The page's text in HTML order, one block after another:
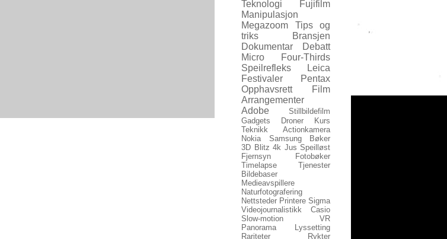
Teknologi
Fujifilm
Manipulasjon
Megazoom
Tips og
triks
Bransjen
Dokumentar
Debatt
Micro Four-Thirds
Speilrefleks
Leica
Festivaler
Pentax
Opphavsrett
Film
Arrangementer
Adobe
Stillbildefilm
Gadgets
Droner
Kurs
Teknikk
Actionkamera
Nokia
Samsung
Bøker
3D Blitz 4k Jus Speilløst
Fjernsyn
Fotobøker
Timelapse
Tjenester
Bildebaser
Medieavspillere
Naturfotografering
Nettsteder Printere Sigma
Videojournalistikk
Casio
Slow-motion
VR
Panorama
Lyssetting
Rariteter
Rykter